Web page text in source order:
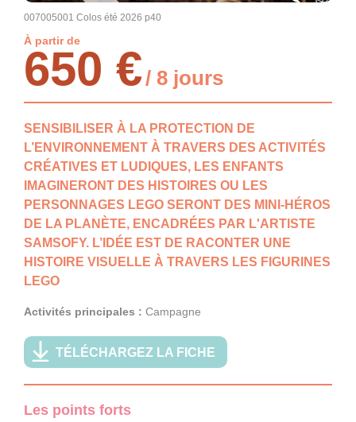
007005001 Colos été 2026 p40
À partir de
650 €/ 8 jours
SENSIBILISER À LA PROTECTION DE
L’ENVIRONNEMENT À TRAVERS DES ACTIVITÉS
CRÉATIVES ET LUDIQUES, LES ENFANTS
IMAGINERONT DES HISTOIRES OU LES
PERSONNAGES LEGO SERONT DES MINI-HÉROS
DE LA PLANÈTE, ENCADRÉES PAR L'ARTISTE
SAMSOFY. L’IDÉE EST DE RACONTER UNE
HISTOIRE VISUELLE À TRAVERS LES FIGURINES
LEGO
Activités principales : Campagne
TÉLÉCHARGEZ LA FICHE
Les points forts